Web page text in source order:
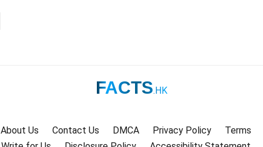
FACTS.HK
About Us Contact Us DMCA Privacy Policy
Terms